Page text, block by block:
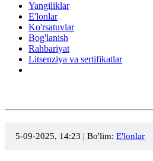
Yangiliklar
E'lonlar
Ko'rsatuvlar
Bog'lanish
Rahbariyat
Litsenziya va sertifikatlar
5-09-2025, 14:23 | Bo'lim: E'lonlar